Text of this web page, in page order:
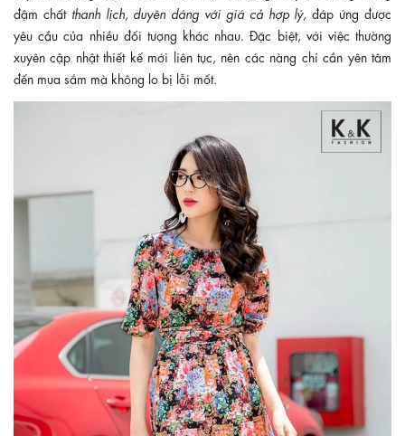
đậm chất thanh lịch, duyên dáng với giá cả hợp lý, đáp ứng được
yêu cầu của nhiều đối tượng khác nhau. Đặc biệt, với việc thường
xuyên cập nhật thiết kế mới liên tục, nên các nàng chỉ cần yên tâm
đến mua sắm mà không lo bị lỗi mốt.